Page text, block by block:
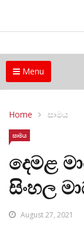
Menu
Home සාමය
සාමය
දෙමළ
සිංහල
August 27, 2021